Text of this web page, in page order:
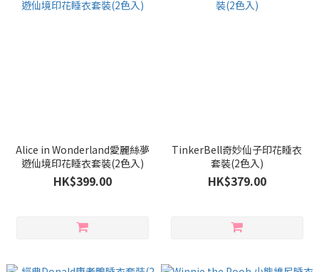
Alice in Wonderland愛麗絲夢
遊仙境印花睡衣套裝(2色入)
HK$399.00
TinkerBell奇妙仙子印花睡衣
套裝(2色入)
HK$379.00